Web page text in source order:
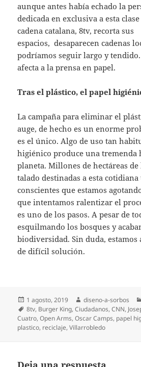
aunque antes había echado la
dedicada en exclusiva a esta
cadena catalana, 8tv, recorta sus
espacios, desaparecen cadenas
podríamos seguir largo y
afecta a la prensa en papel.
Tras el plástico, el papel
La campaña para eliminar el
auge, de hecho es un enorme
es el único. Algo de uso tan
higiénico produce una tremenda
planeta. Millones de hectáreas de
talado destinadas a esta
conscientes que estamos
que intentamos ralentizar el
es uno de los pasos. A pesar de
esquilmando los bosques y
biodiversidad. Sin duda,
de difícil solución.
Publicado
el
1 agosto, 2019 Autor
diseno-a-sorbos
Etiquetas
8tv, Burger King,Ciudadanos,CNN,
Cuatro,Open Arms,Oscar Camps, papel
plastico, reciclaje,Villarrobledo